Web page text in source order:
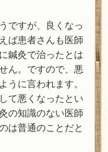
ですが、良くなっ
ば患者さんも医師
鍼灸で治ったとは
ん。ですので、悪
うに言われます。
て悪くなったとい
の知識のない医師
は普通のことだと